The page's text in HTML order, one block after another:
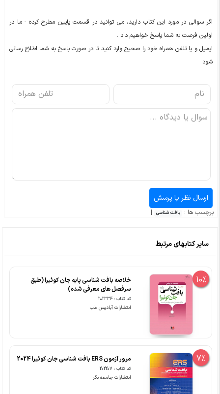
اگر سوالی در مورد این کتاب دارید، می توانید در قسمت پایین مطرح کرده - ما در
اولین فرصت به شما پاسخ خواهیم داد .
ایمیل و یا تلفن همراه خود را صحیح وارد کنید تا در صورت پاسخ به شما اطلاع رسانی
شود
برچسب ها : بافت شناسی |
سایر کتابهای مرتبط
10%
خلاصه بافت شناسی پایه جان کوئیرا (طبق
سرفصل های معرفی شده)
کد کتاب : 202334
انتشارات آبادیس طب
7% مرور آزمون ERS بافت شناسی جان کوئیرا 2024
کد کتاب : 202207
انتشارات جامعه نگر